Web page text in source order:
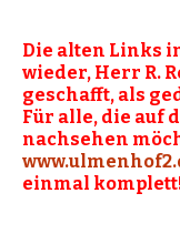
Die alten Links
wieder, Herr R.
geschafft, als
Für alle, die auf
nachsehen
einmal